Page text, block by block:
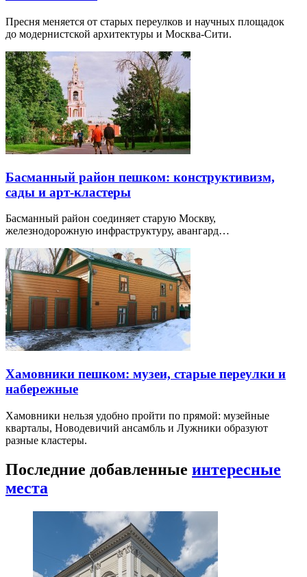
Пресня меняется от старых переулков и научных площадок
до модернистской архитектуры и Москва-Сити.
Басманный район пешком: конструктивизм,
сады и арт-кластеры
Басманный район соединяет старую Москву,
железнодорожную инфраструктуру, авангард…
Хамовники пешком: музеи, старые переулки и
набережные
Хамовники нельзя удобно пройти по прямой: музейные
кварталы, Новодевичий ансамбль и Лужники образуют
разные кластеры.
Последние добавленные интересные
места